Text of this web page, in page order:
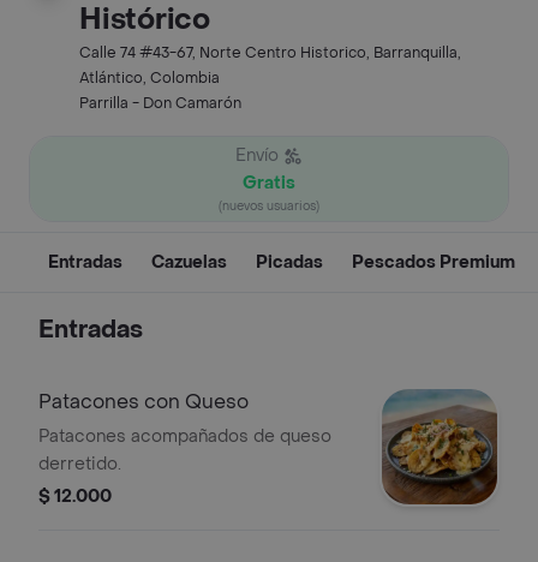
Histórico
Calle 74 #43-67, Norte Centro Historico, Barranquilla,
Atlántico, Colombia
Parrilla - Don Camarón
Envío
Gratis
(nuevos usuarios)
Entradas Cazuelas Picadas Pescados Premium
Entradas
Patacones con Queso
Patacones acompañados de queso
derretido.
$ 12.000